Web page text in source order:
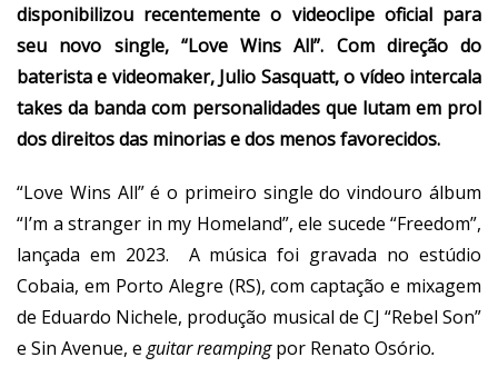
disponibilizou recentemente o videoclipe oficial para
seu novo single, “Love Wins All”. Com direção do
baterista e videomaker, Julio Sasquatt, o vídeo intercala
takes da banda com personalidades que lutam em prol
dos direitos das minorias e dos menos favorecidos.
“Love Wins All” é o primeiro single do vindouro álbum
“I’m a stranger in my Homeland”, ele sucede “Freedom”,
lançada em 2023. A música foi gravada no estúdio
Cobaia, em Porto Alegre (RS), com captação e mixagem
de Eduardo Nichele, produção musical de CJ “Rebel Son”
e Sin Avenue, e guitar reampingpor Renato Osório.